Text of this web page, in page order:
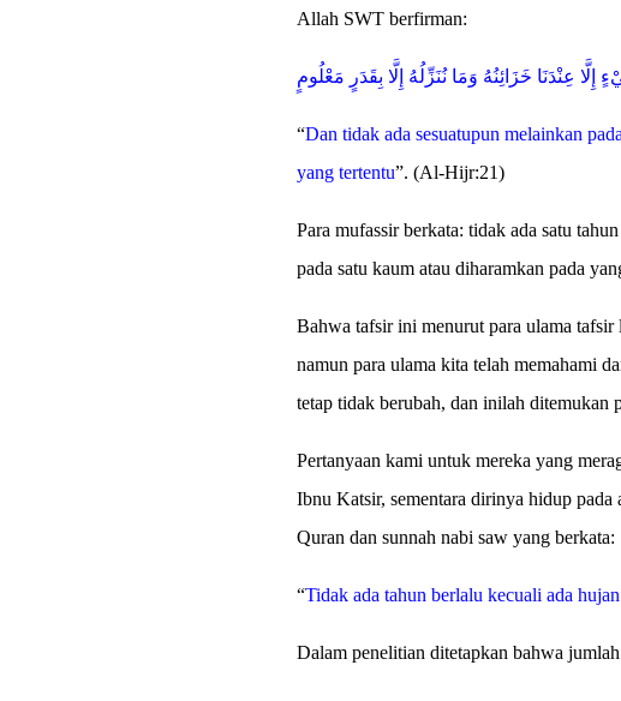
Allah SWT berfirman:
عِنْدَنَا خَزَائِنُهُ وَمَا نُنَزِّلُهُ إِلَّا بِقَدَرٍ مَعْلُومٍ
“Dan tidak ada sesuatupun melainkan
yang tertentu”. (Al-Hijr:21)
Para mufassir berkata: tidak ada satu
pada satu kaum atau diharamkan pada
Bahwa tafsir ini menurut para ulama
namun para ulama kita telah memahami
tetap tidak berubah, dan inilah ditemukan
Pertanyaan kami untuk mereka yang
Ibnu Katsir, sementara dirinya hidup
Quran dan sunnah nabi saw yang berkata:
“Tidak ada tahun berlalu kecuali ada
Dalam penelitian ditetapkan bahwa